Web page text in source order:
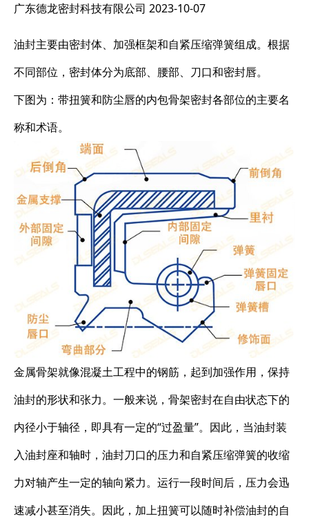
广东德龙密封科技有限公司 2023-10-07
油封主要由密封体、加强框架和自紧压缩弹簧组成。根据
不同部位，密封体分为底部、腰部、刀口和密封唇。
下图为：带扭簧和防尘唇的内包骨架密封各部位的主要名
称和术语。
金属骨架就像混凝土工程中的钢筋，起到加强作用，保持
油封的形状和张力。一般来说，骨架密封在自由状态下的
内径小于轴径，即具有一定的“过盈量”。因此，当油封装
入油封座和轴时，油封刀口的压力和自紧压缩弹簧的收缩
力对轴产生一定的轴向紧力。运行一段时间后，压力会迅
速减小甚至消失。因此，加上扭簧可以随时补偿油封的自